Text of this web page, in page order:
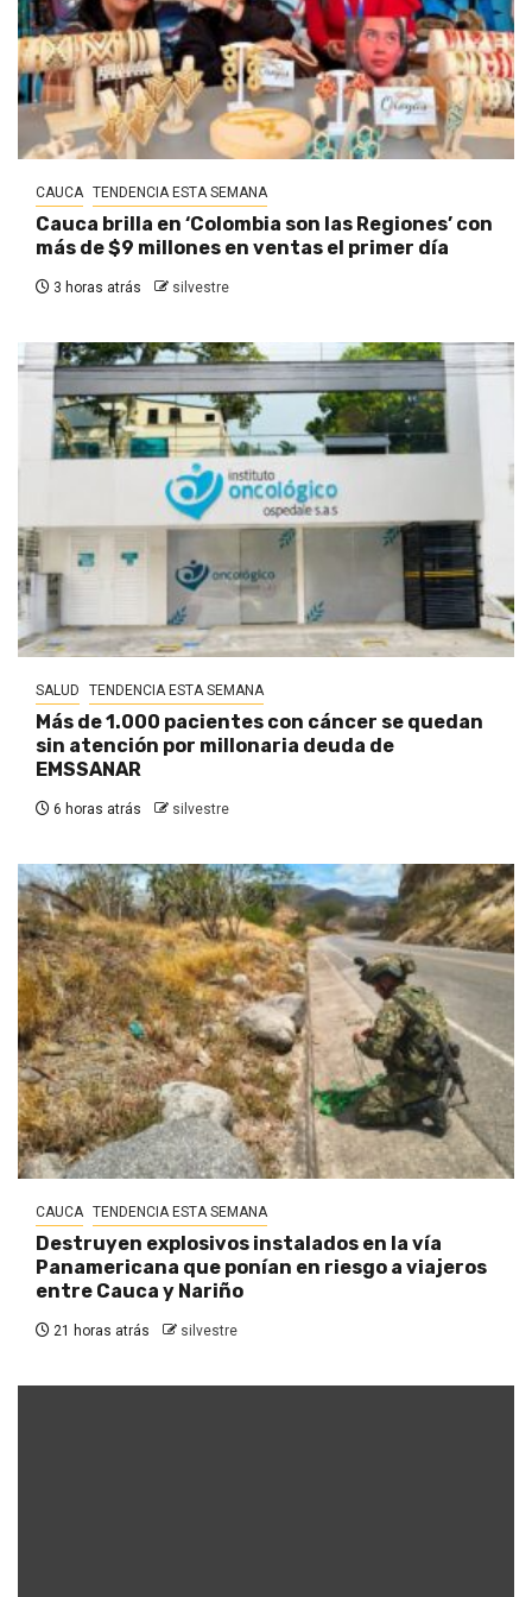
CAUCA TENDENCIA ESTA SEMANA
Cauca brilla en ‘Colombia son las Regiones’ con
más de $9 millones en ventas el primer día
3 horas atrás silvestre
SALUD TENDENCIA ESTA SEMANA
Más de 1.000 pacientes con cáncer se quedan
sin atención por millonaria deuda de
EMSSANAR
6 horas atrás silvestre
CAUCA TENDENCIA ESTA SEMANA
Destruyen explosivos instalados en la vía
Panamericana que ponían en riesgo a viajeros
entre Cauca y Nariño
21 horas atrás silvestre